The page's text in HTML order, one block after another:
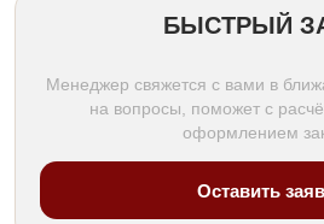
БЫСТРЫЙ
Менеджер свяжется с вами в
на вопросы, поможет с
оформлением
Оставить